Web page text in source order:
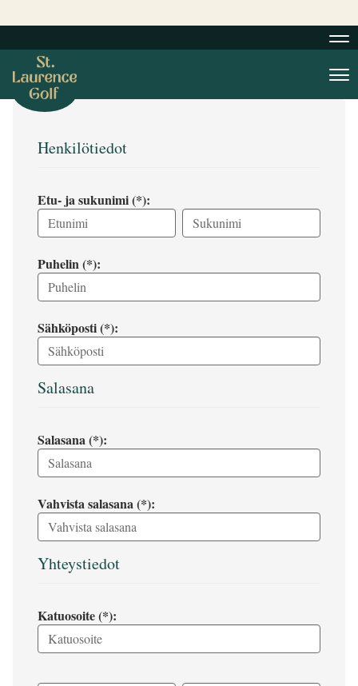
Henkilötiedot
Etu- ja sukunimi (*):
Puhelin (*):
Sähköposti (*):
Salasana
Salasana (*):
Vahvista salasana (*):
Yhteystiedot
Katuosoite (*):